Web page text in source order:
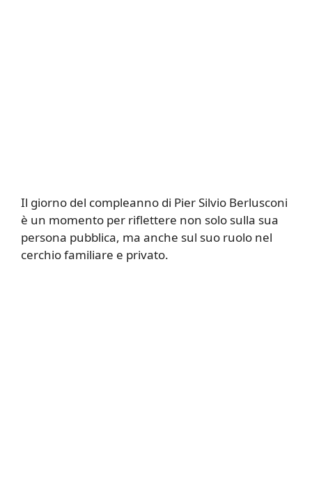
Il giorno del compleanno di Pier Silvio Berlusconi
è un momento per riflettere non solo sulla sua
persona pubblica, ma anche sul suo ruolo nel
cerchio familiare e privato.